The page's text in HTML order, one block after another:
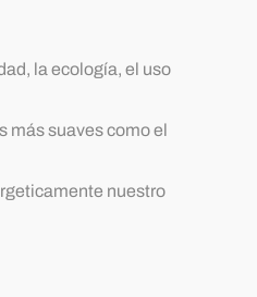
la ecología, el uso
más suaves como el
nuestro